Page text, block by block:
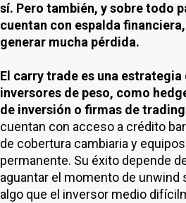
sí. Pero también, y sobre todo
cuentan con espalda
generar mucha pérdida.
El carry trade es una estrategia
inversores de peso, como
de inversión o firmas de
cuentan con acceso a crédito
de cobertura cambiaria y
permanente. Su éxito depende
aguantar el momento de unwind
algo que el inversor medio